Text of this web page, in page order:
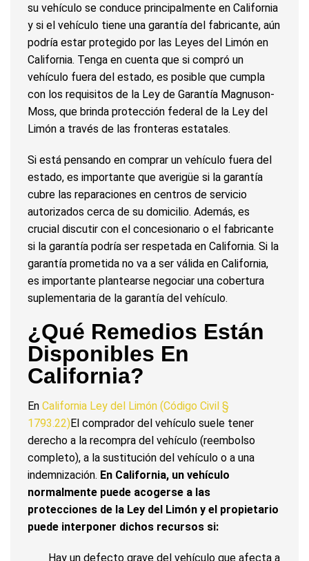
su vehículo se conduce principalmente en California
y si el vehículo tiene una garantía del fabricante, aún
podría estar protegido por las Leyes del Limón en
California. Tenga en cuenta que si compró un
vehículo fuera del estado, es posible que cumpla
con los requisitos de la Ley de Garantía Magnuson-
Moss, que brinda protección federal de la Ley del
Limón a través de las fronteras estatales.
Si está pensando en comprar un vehículo fuera del
estado, es importante que averigüe si la garantía
cubre las reparaciones en centros de servicio
autorizados cerca de su domicilio. Además, es
crucial discutir con el concesionario o el fabricante
si la garantía podría ser respetada en California. Si la
garantía prometida no va a ser válida en California,
es importante plantearse negociar una cobertura
suplementaria de la garantía del vehículo.
¿Qué Remedios Están
Disponibles En
California?
En California Ley del Limón (Código Civil §
1793.22)El comprador del vehículo suele tener
derecho a la recompra del vehículo (reembolso
completo), a la sustitución del vehículo o a una
indemnización. En California, un vehículo
normalmente puede acogerse a las
protecciones de la Ley del Limón y el propietario
puede interponer dichos recursos si:
Hay un defecto grave del vehículo que afecta a